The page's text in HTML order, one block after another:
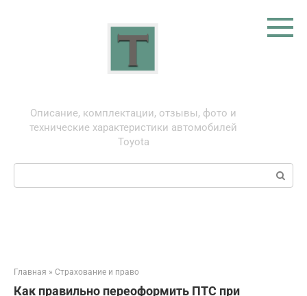
Описание, комплектации, отзывы, фото и
технические характеристики автомобилей
Toyota
Поиск:
Главная » Страхование и право
Как правильно переоформить ПТС при